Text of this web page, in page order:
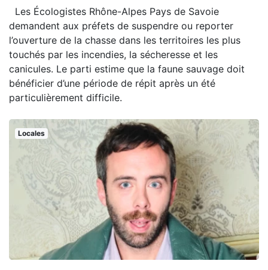
Les Écologistes Rhône-Alpes Pays de Savoie
demandent aux préfets de suspendre ou reporter
l’ouverture de la chasse dans les territoires les plus
touchés par les incendies, la sécheresse et les
canicules. Le parti estime que la faune sauvage doit
bénéficier d’une période de répit après un été
particulièrement difficile.
Locales